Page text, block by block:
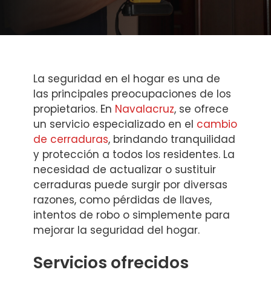
La seguridad en el hogar es una de
las principales preocupaciones de los
propietarios. En Navalacruz, se ofrece
un servicio especializado en el cambio
de cerraduras, brindando tranquilidad
y protección a todos los residentes. La
necesidad de actualizar o sustituir
cerraduras puede surgir por diversas
razones, como pérdidas de llaves,
intentos de robo o simplemente para
mejorar la seguridad del hogar.
Servicios ofrecidos